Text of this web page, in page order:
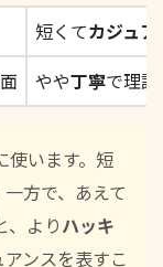
短くてカジュア
やや丁寧で理
使います。短
方で、あえて
、よりハッキ
アンスを表すこ